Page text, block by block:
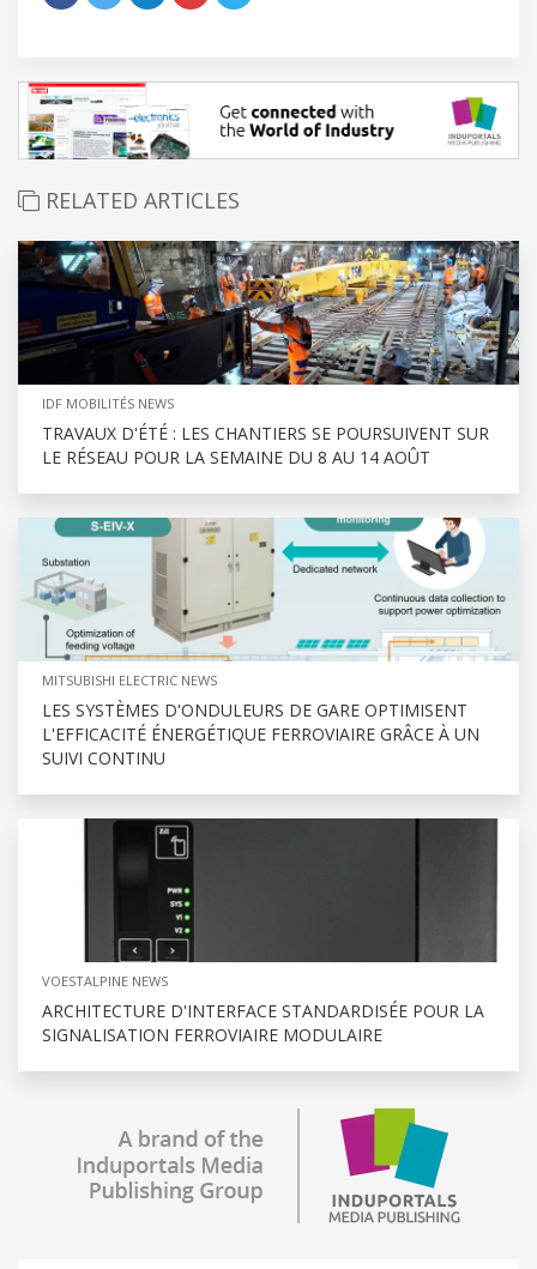
RELATED ARTICLES
IDF MOBILITÉS NEWS
TRAVAUX D'ÉTÉ : LES CHANTIERS SE POURSUIVENT SUR
LE RÉSEAU POUR LA SEMAINE DU 8 AU 14 AOÛT
MITSUBISHI ELECTRIC NEWS
LES SYSTÈMES D'ONDULEURS DE GARE OPTIMISENT
L'EFFICACITÉ ÉNERGÉTIQUE FERROVIAIRE GRÂCE À UN
SUIVI CONTINU
VOESTALPINE NEWS
ARCHITECTURE D'INTERFACE STANDARDISÉE POUR LA
SIGNALISATION FERROVIAIRE MODULAIRE